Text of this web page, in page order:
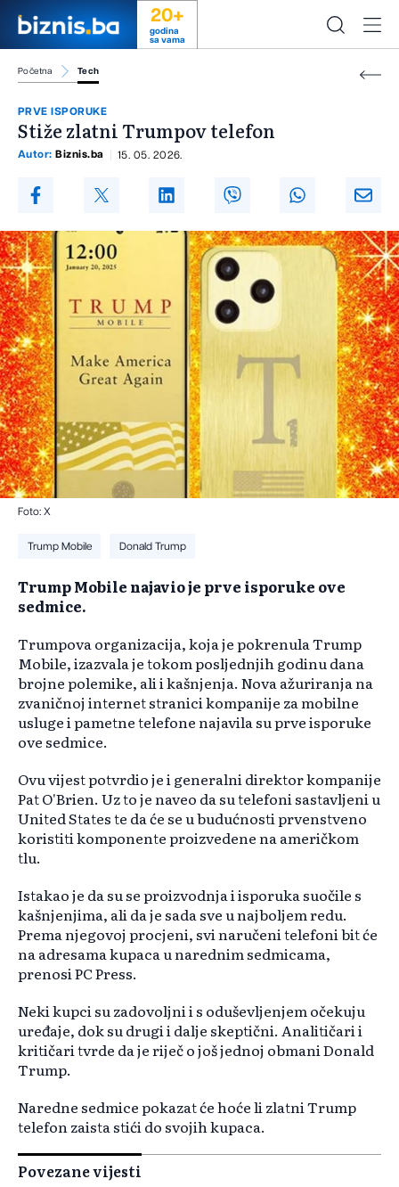
20+
godina
sa vama
Početna Tech
PRVE ISPORUKE
Stiže zlatni Trumpov telefon
Autor: Biznis.ba 15. 05. 2026.
Foto: X
Trump Mobile Donald Trump
Trump Mobile najavio je prve isporuke ove
sedmice.
Trumpova organizacija, koja je pokrenula Trump
Mobile, izazvala je tokom posljednjih godinu dana
brojne polemike, ali i kašnjenja. Nova ažuriranja na
zvaničnoj internet stranici kompanije za mobilne
usluge i pametne telefone najavila su prve isporuke
ove sedmice.
Ovu vijest potvrdio je i generalni direktor kompanije
Pat O'Brien. Uz to je naveo da su telefoni sastavljeni u
United States te da će se u budućnosti prvenstveno
koristiti komponente proizvedene na američkom
tlu.
Istakao je da su se proizvodnja i isporuka suočile s
kašnjenjima, ali da je sada sve u najboljem redu.
Prema njegovoj procjeni, svi naručeni telefoni bit će
na adresama kupaca u narednim sedmicama,
prenosi PC Press.
Neki kupci su zadovoljni i s oduševljenjem očekuju
uređaje, dok su drugi i dalje skeptični. Analitičari i
kritičari tvrde da je riječ o još jednoj obmani Donald
Trump.
Naredne sedmice pokazat će hoće li zlatni Trump
telefon zaista stići do svojih kupaca.
Povezane vijesti